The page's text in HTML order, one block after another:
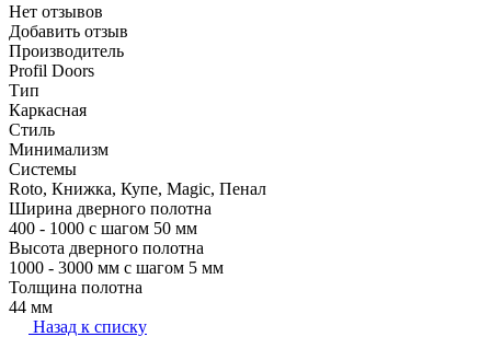
Нет отзывов
Добавить отзыв
Производитель
Profil Doors
Тип
Каркасная
Стиль
Минимализм
Системы
Roto, Книжка, Купе, Magic, Пенал
Ширина дверного полотна
400 - 1000 с шагом 50 мм
Высота дверного полотна
1000 - 3000 мм с шагом 5 мм
Толщина полотна
44 мм
Назад к списку